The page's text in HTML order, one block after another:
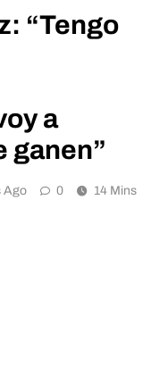
“Tengo
a
ganen”
Ago 0 14 Mins